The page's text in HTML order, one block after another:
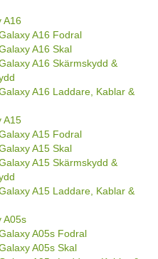
A16
A16 Fodral
A16 Skal
A16 Skärmskydd &
A16 Laddare, Kablar &
A15
A15 Fodral
A15 Skal
A15 Skärmskydd &
A15 Laddare, Kablar &
A05s
A05s Fodral
A05s Skal